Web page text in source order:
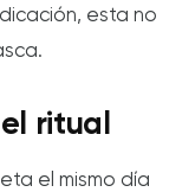
esta no
ritual
el mismo día